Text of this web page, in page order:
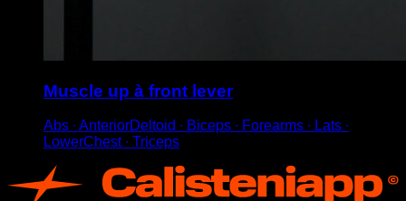
Muscle up à front lever
Abs ∙ AnteriorDeltoid ∙ Biceps ∙ Forearms ∙ Lats ∙
LowerChest ∙ Triceps